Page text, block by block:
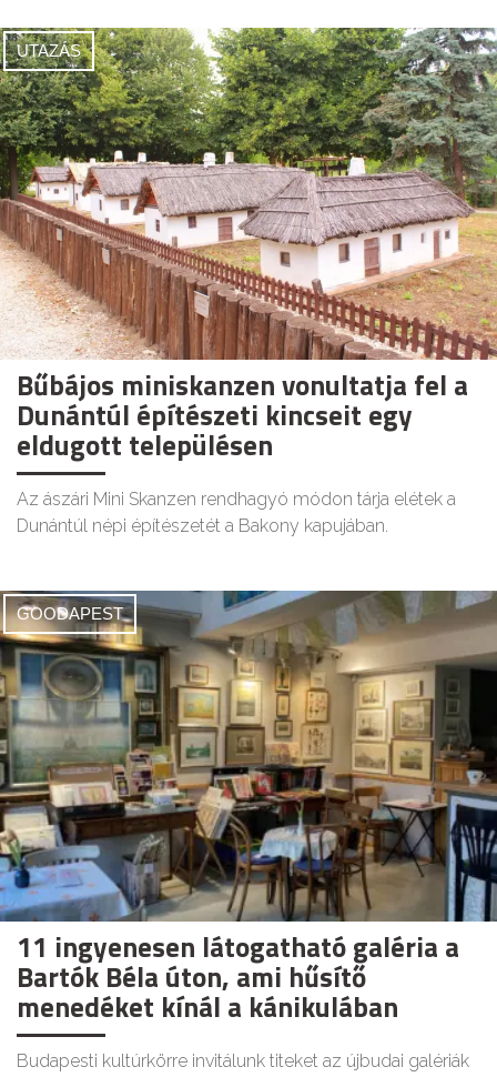
UTAZÁS
Bűbájos miniskanzen vonultatja fel a
Dunántúl építészeti kincseit egy
eldugott településen
Az ászári Mini Skanzen rendhagyó módon tárja elétek a
Dunántúl népi építészetét a Bakony kapujában.
GOODAPEST
11 ingyenesen látogatható galéria a
Bartók Béla úton, ami hűsítő
menedéket kínál a kánikulában
Budapesti kultúrkörre invitálunk titeket az újbudai galériák